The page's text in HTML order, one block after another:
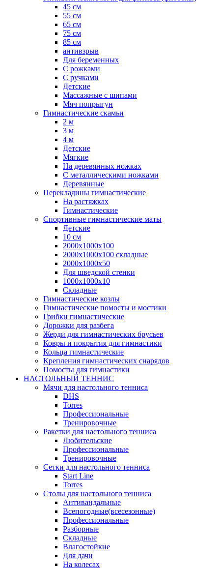
45 см
55 см
65 см
75 см
85 см
антивзрыв
Для беременных
С рожками
С ручками
Детские
Массажные с шипами
Мяч попрыгун
Гимнастические скамьи
2 м
3 м
4 м
Детские
Мягкие
На деревянных ножках
С металлическими ножками
Деревянные
Перекладины гимнастические
На растяжках
Гимнастические
Спортивные гимнастические маты
Детские
10 см
2000х1000х100
2000х1000х100 складные
2000х1000х50
Для шведской стенки
1000х1000х10
Складные
Гимнастические козлы
Гимнастические помосты и мостики
Грибки гимнастические
Дорожки для разбега
Жерди для гимнастических брусьев
Ковры и покрытия для гимнастики
Кольца гимнастические
Крепления гимнастических снарядов
Помосты для гимнастики
НАСТОЛЬНЫЙ ТЕННИС
Мячи для настольного тенниса
DHS
Torres
Профессиональные
Тренировочные
Ракетки для настольного тенниса
Любительские
Профессиональные
Тренировочные
Сетки для настольного тенниса
Start Line
Torres
Столы для настольного тенниса
Антивандальные
Всепогодные(всесезонные)
Профессиональные
Разборные
Складные
Влагостойкие
Для дачи
На колесах